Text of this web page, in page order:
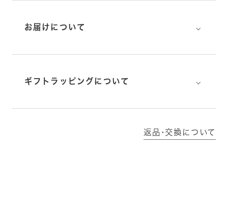
お届けについて ⌵
ギフトラッピングについて ⌵
返品･交換について